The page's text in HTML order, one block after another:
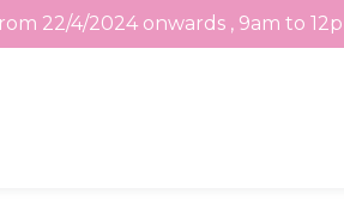
22/4/2024 onwards , 9am to